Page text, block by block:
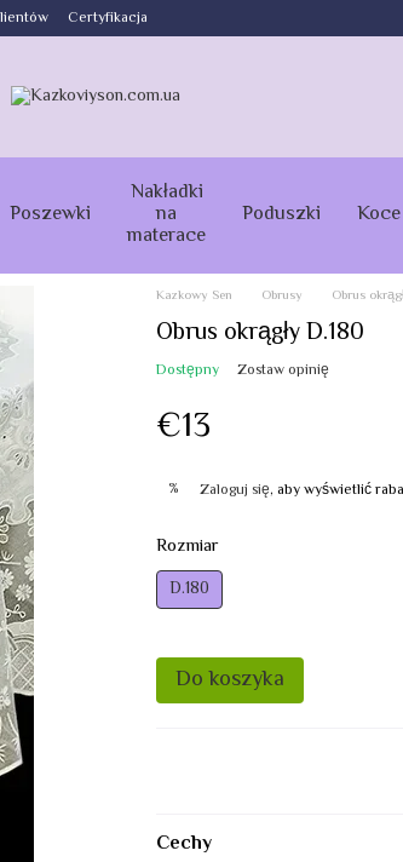
Certyfikacja
Poszewki
Nakładki
na
materace
Poduszki Koce
Kazkowy Sen Obrusy Obrus
Obrus okrągły D.180
Dostępny Zostaw opinię
€13
% Zaloguj się, aby wyświetlić
Rozmiar
D.180
Do koszyka
Cechy